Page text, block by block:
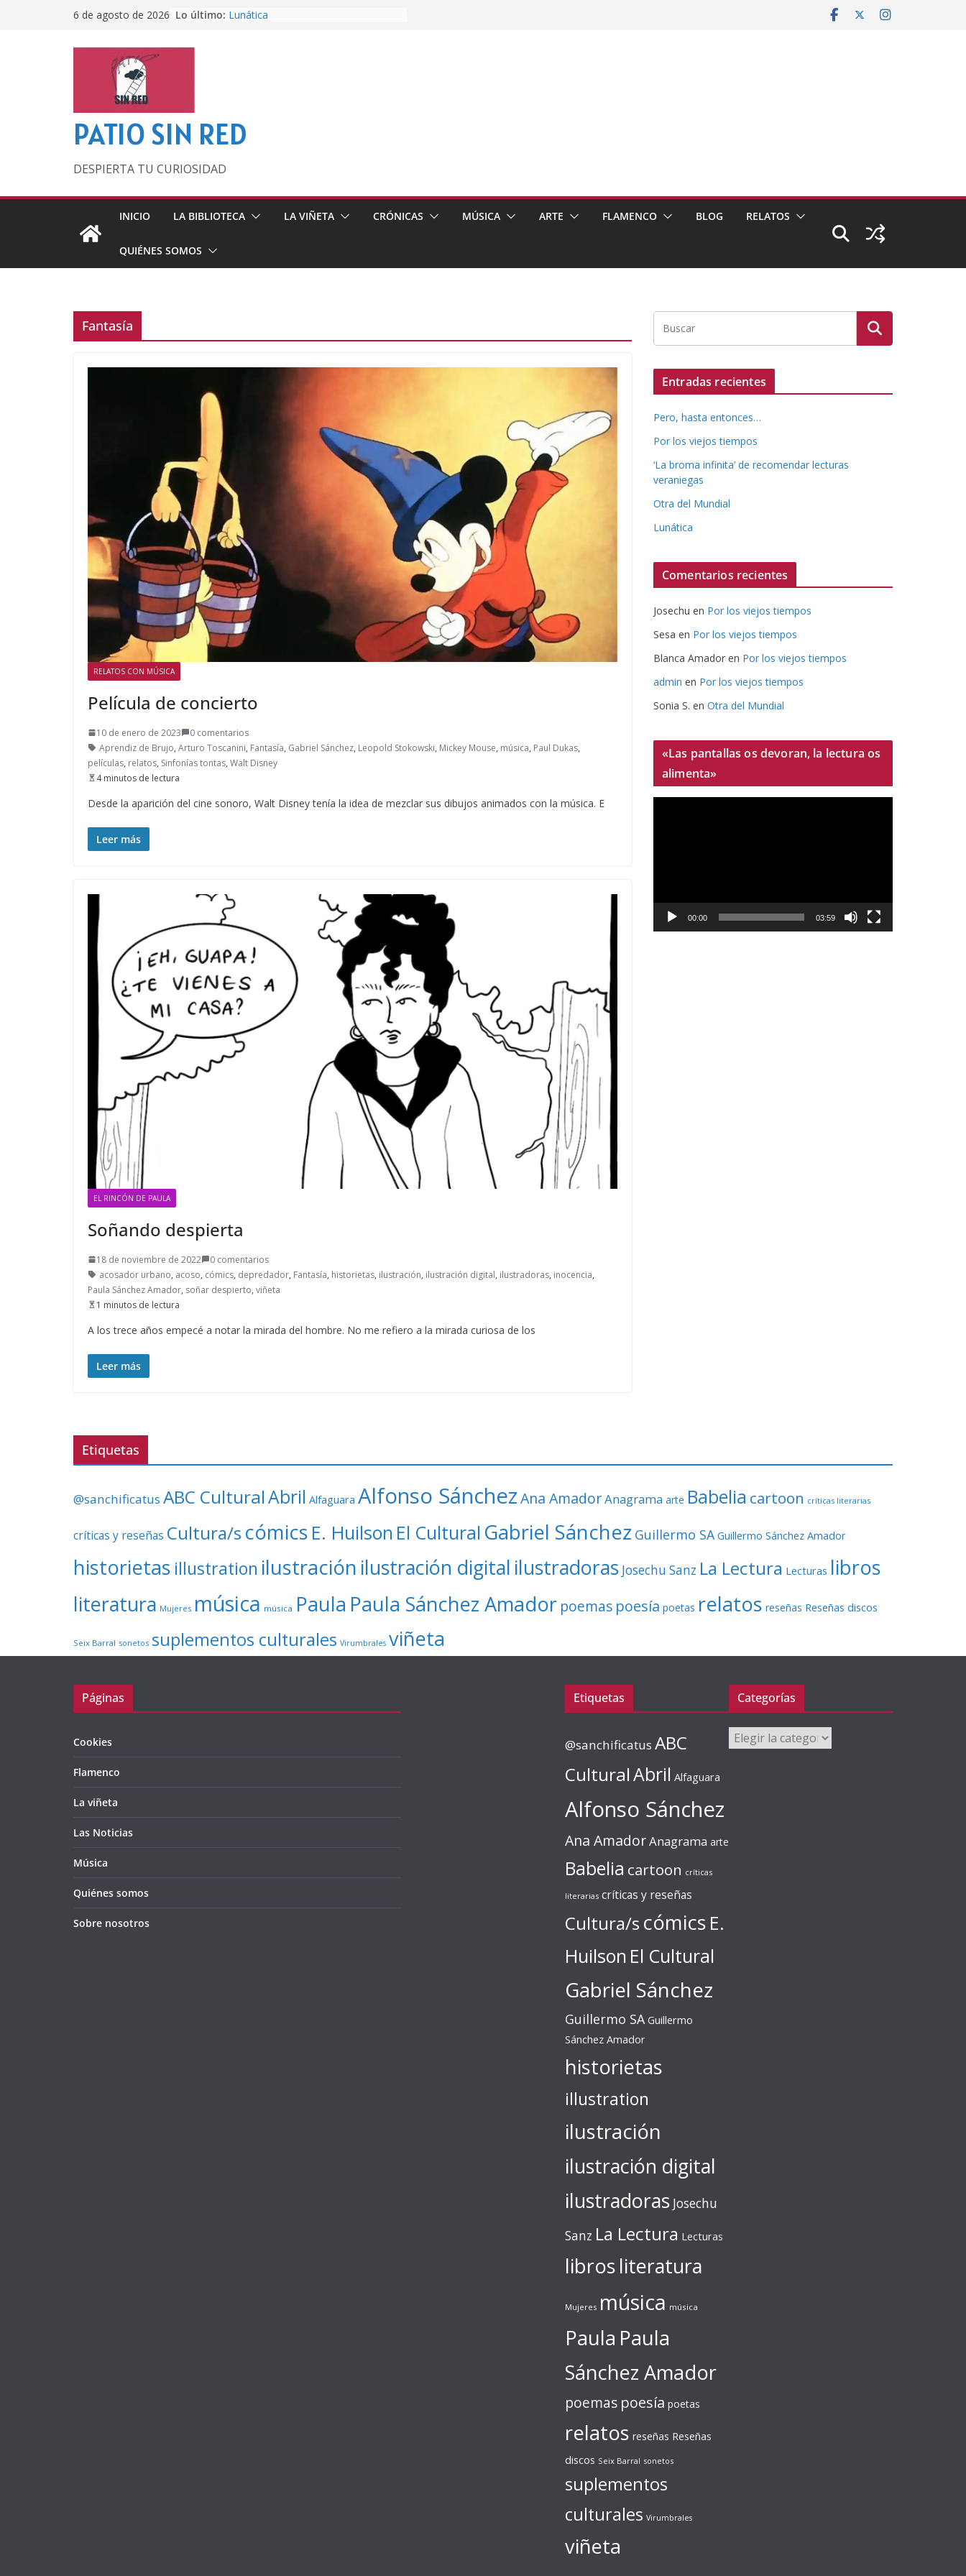
6 de agosto de 2026 Lo último: Lunática
PATIO SIN RED
DESPIERTA TU CURIOSIDAD
INICIO LA BIBLIOTECA LA VIÑETA CRÓNICAS MÚSICA ARTE FLAMENCO BLOG RELATOS
QUIÉNES SOMOS
Fantasía
RELATOS CON MÚSICA
Película de concierto
10 de enero de 2023
0 comentarios
Aprendiz de Brujo, Arturo Toscanini, Fantasía, Gabriel Sánchez, Leopold Stokowski, Mickey Mouse, música, Paul Dukas,
películas, relatos, Sinfonías tontas, Walt Disney
4 minutos de lectura
Desde la aparición del cine sonoro, Walt Disney tenía la idea de mezclar sus dibujos animados con la música. E
Leer más
EL RINCÓN DE PAULA
Soñando despierta
18 de noviembre de 2022
0 comentarios
acosador urbano, acoso, cómics, depredador, Fantasía, historietas, ilustración, ilustración digital, ilustradoras, inocencia,
Paula Sánchez Amador, soñar despierto, viñeta
1 minutos de lectura
A los trece años empecé a notar la mirada del hombre. No me refiero a la mirada curiosa de los
Leer más
Entradas recientes
Pero, hasta entonces…
Por los viejos tiempos
‘La broma infinita’ de recomendar lecturas
veraniegas
Otra del Mundial
Lunática
Comentarios recientes
Josechu en Por los viejos tiempos
Sesa en Por los viejos tiempos
Blanca Amador en Por los viejos tiempos
admin en Por los viejos tiempos
Sonia S. en Otra del Mundial
«Las pantallas os devoran, la lectura os
alimenta»
c
00:00 03:59
Etiquetas
@sanchificatus ABC CulturalAbril Alfaguara Alfonso SánchezAna AmadorAnagrama arte Babelia cartoon críticas literarias
críticas y reseñas Cultura/s cómics E. Huilson El Cultural Gabriel Sánchez Guillermo SA Guillermo Sánchez Amador
historietas illustration ilustración ilustración digital ilustradoras Josechu Sanz La Lectura Lecturas libros
literatura Mujeres música música Paula Paula Sánchez Amador poemas poesía poetas relatos reseñas Reseñas discos
Seix Barral sonetos suplementos culturales Virumbrales viñeta
Páginas
Cookies
Flamenco
La viñeta
Las Noticias
Música
Quiénes somos
Sobre nosotros
Etiquetas
@sanchificatus ABC
CulturalAbril Alfaguara
Alfonso Sánchez
Ana AmadorAnagrama arte
Babelia cartoon críticas
literarias críticas y reseñas
Cultura/s cómics E.
Huilson El Cultural
Gabriel Sánchez
Guillermo SA Guillermo
Sánchez Amador
historietas
illustration
ilustración
ilustración digital
ilustradoras Josechu
Sanz La Lectura Lecturas
librosliteratura
Mujeres música música
Paula Paula
Sánchez Amador
poemas poesía poetas
relatos reseñas Reseñas
discos Seix Barral sonetos
suplementos
culturales Virumbrales
viñeta
Categorías
Categorías